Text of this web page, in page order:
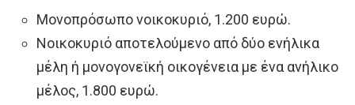
Μονοπρόσωπο νοικοκυριό, 1.200 ευρώ.
Νοικοκυριό αποτελούμενο από δύο ενήλικα
μέλη ή μονογονεϊκή οικογένεια με ένα ανήλικο
μέλος, 1.800 ευρώ.